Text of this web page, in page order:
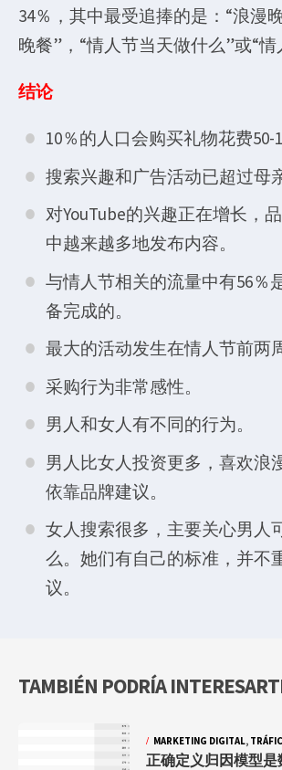
34％，其中最受追捧的是：“浪漫
晚餐”，“情人节当天做什么”或“情
结论
10％的人口会购买礼物花费50-
搜索兴趣和广告活动已超过母
对YouTube的兴趣正在增长，
中越来越多地发布内容。
与情人节相关的流量中有56％
备完成的。
最大的活动发生在情人节前两
采购行为非常感性。
男人和女人有不同的行为。
男人比女人投资更多，喜欢浪
依靠品牌建议。
女人搜索很多，主要关心男人
么。她们有自己的标准，并不
议。
TAMBIÉN PODRÍA
MARKETING DIGITAL,
正确定义归因模型